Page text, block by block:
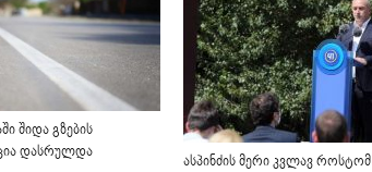
შიდა გზების
დასრულდა
ასპინძის მერი კვლავ როსტომ